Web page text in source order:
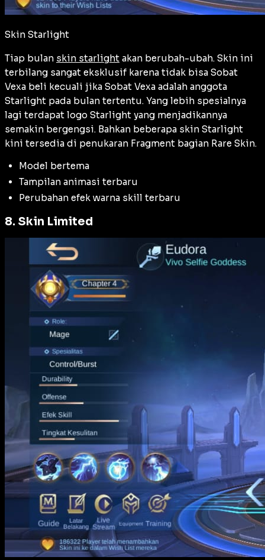
Skin Starlight
Tiap bulan skin starlight akan berubah-ubah. Skin ini
terbilang sangat eksklusif karena tidak bisa Sobat
Vexa beli kecuali jika Sobat Vexa adalah anggota
Starlight pada bulan tertentu. Yang lebih spesialnya
lagi terdapat logo Starlight yang menjadikannya
semakin bergengsi. Bahkan beberapa skin Starlight
kini tersedia di penukaran Fragment bagian Rare Skin.
Model bertema
Tampilan animasi terbaru
Perubahan efek warna skill terbaru
8. Skin Limited